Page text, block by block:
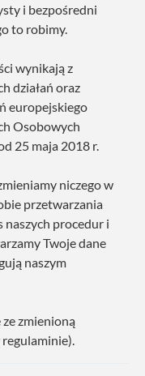
i bezpośredni
to robimy.
wynikają z
działań oraz
europejskiego
Osobowych
25 maja 2018 r.
niczego w
przetwarzania
naszych procedur i
Twoje dane
naszym
ze zmienioną